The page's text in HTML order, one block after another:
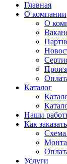
Главная
О компании
О
Каталог
Наши
Как заказать
Услуги